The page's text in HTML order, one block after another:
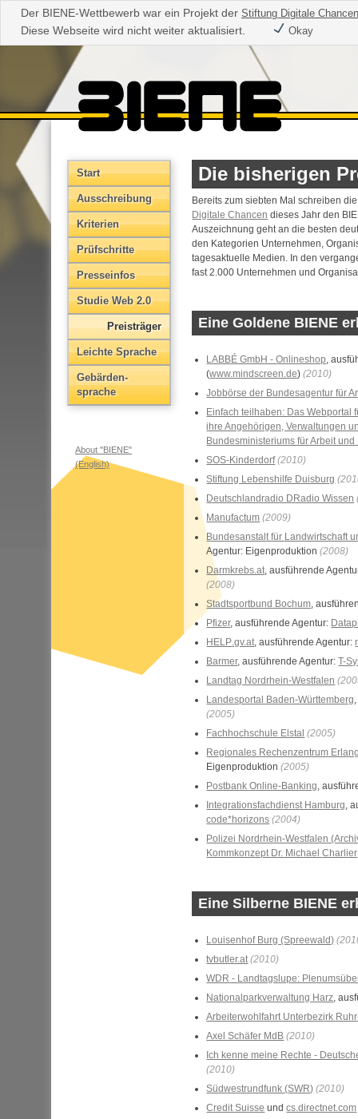
Der BIENE-Wettbewerb war ein Projekt der Stiftung Digitale Chancen
Diese Webseite wird nicht weiter aktualisiert. Okay
Start
Aus­schreibung
Kriterien
Prüfschritte
Presseinfos
Studie Web 2.0
Preisträger
Leichte Sprache
Gebärden­
sprache
About "BIENE"
(English)
Die bisherigen
Bereits zum siebten Mal schreiben
Digitale Chancen dieses Jahr den
Auszeichnung geht an die besten
den Kategorien Unternehmen,
tagesaktuelle Medien. In den
fast 2.000 Unternehmen und
Eine Goldene BIENE
LABBÉ GmbH -Onlineshop,
(www.mindscreen.de)(2010)
Jobbörse der Bundesagentur für
Einfach teilhaben: Das Webportal
ihre Angehörigen, Verwaltungen
Bundesministeriums für Arbeit
SOS-Kinderdorf (2010)
Stiftung Lebenshilfe Duisburg
Deutschlandradio DRadio Wissen
Manufactum (2009)
Bundesanstalt für Landwirtschaft
Agentur: Eigenproduktion(2008)
Darmkrebs.at, ausführende
(2008)
Stadtsportbund Bochum,
Pfizer, ausführende Agentur:
HELP.gv.at, ausführende Agentur:
Barmer, ausführende Agentur:T-
Landtag Nordrhein-Westfalen
Landesportal Baden-Württemberg
(2005)
Fachhochschule Elstal (2005)
Regionales Rechenzentrum
Eigenproduktion(2005)
PostbankOnline-Banking,
Integrationsfachdienst Hamburg,
code*horizons (2004)
Polizei Nordrhein-Westfalen
Kommkonzept Dr. MichaelCharlier
Eine Silberne BIENE
Louisenhof Burg (Spreewald)
tvbutler.at (2010)
WDR - Landtagslupe:
Nationalparkverwaltung Harz,
Arbeiterwohlfahrt Unterbezirk
Axel Schäfer MdB (2010)
Ich kenne meine Rechte -
(2010)
Südwestrundfunk (SWR) (2010)
Credit Suisse undcs.directnet.com